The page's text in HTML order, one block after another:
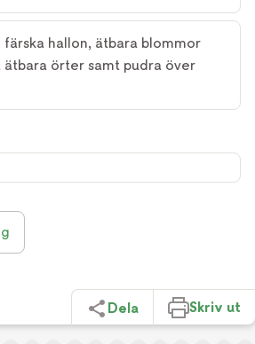
hallon, ätbara blommor
örter samt pudra över
Dela Skriv ut